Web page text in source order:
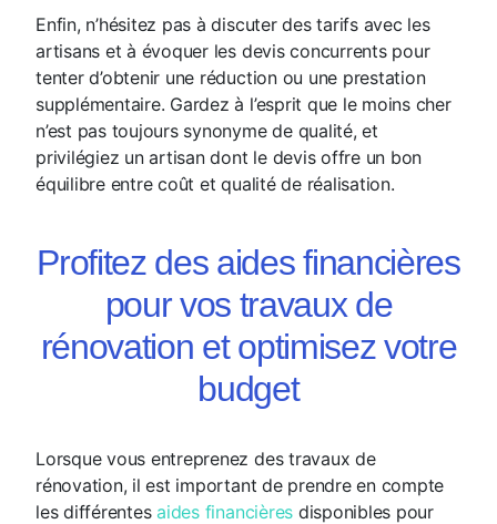
Enfin, n’hésitez pas à discuter des tarifs avec les
artisans et à évoquer les devis concurrents pour
tenter d’obtenir une réduction ou une prestation
supplémentaire. Gardez à l’esprit que le moins cher
n’est pas toujours synonyme de qualité, et
privilégiez un artisan dont le devis offre un bon
équilibre entre coût et qualité de réalisation.
Profitez des aides financières
pour vos travaux de
rénovation et optimisez votre
budget
Lorsque vous entreprenez des travaux de
rénovation, il est important de prendre en compte
les différentesaides financières disponibles pour